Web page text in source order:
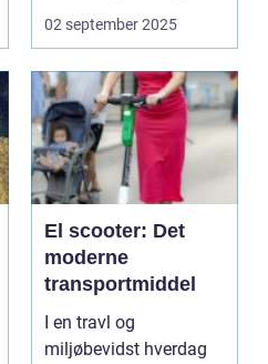
Et go...
02 september 2025
El scooter: Det
moderne
transportmiddel
I en travl og
miljøbevidst hverdag